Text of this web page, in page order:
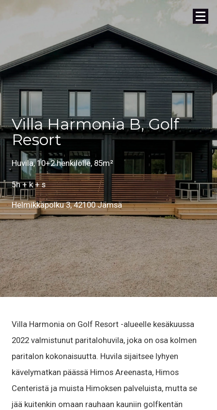
Villa Harmonia B, Golf
Resort
Huvila, 10+2 henkilölle, 85m²
5h + k + s
Helmikkäpolku 3, 42100 Jämsä
Villa Harmonia on Golf Resort -alueelle kesäkuussa
2022 valmistunut paritalohuvila, joka on osa kolmen
paritalon kokonaisuutta. Huvila sijaitsee lyhyen
kävelymatkan päässä Himos Areenasta, Himos
Centeristä ja muista Himoksen palveluista, mutta se
jää kuitenkin omaan rauhaan kauniin golfkentän